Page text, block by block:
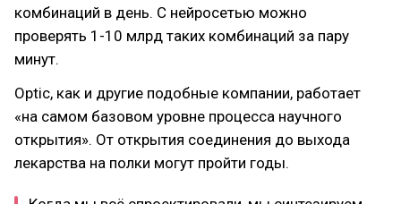
комбинаций в день. C нейросетью можно
проверять 1-10 млрд таких комбинаций за пару
минут.
Optic, как и другие подобные компании, работает
«на самом базовом уровне процесса научного
открытия». От открытия соединения до выхода
лекарства на полки могут пройти годы.